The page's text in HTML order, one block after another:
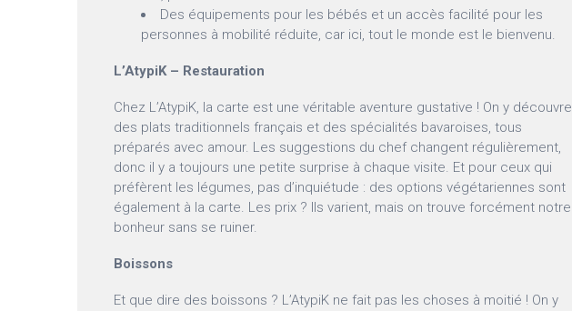
Des équipements pour les bébés et un accès facilité pour les
personnes à mobilité réduite, car ici, tout le monde est le bienvenu.
L’AtypiK – Restauration
Chez L’AtypiK, la carte est une véritable aventure gustative ! On y découvre
des plats traditionnels français et des spécialités bavaroises, tous
préparés avec amour. Les suggestions du chef changent régulièrement,
donc il y a toujours une petite surprise à chaque visite. Et pour ceux qui
préfèrent les légumes, pas d’inquiétude : des options végétariennes sont
également à la carte. Les prix ? Ils varient, mais on trouve forcément notre
bonheur sans se ruiner.
Boissons
Et que dire des boissons ? L’AtypiK ne fait pas les choses à moitié ! On y